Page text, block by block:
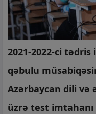
2021-2022-ci
qəbulu
Azərbaycan dili və
üzrə test